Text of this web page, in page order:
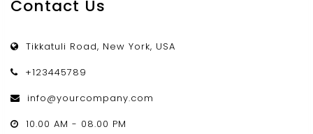
Contact Us
Tikkatuli Road, New York, USA
+123445789
info@yourcompany.com
10.00 AM - 08.00 PM